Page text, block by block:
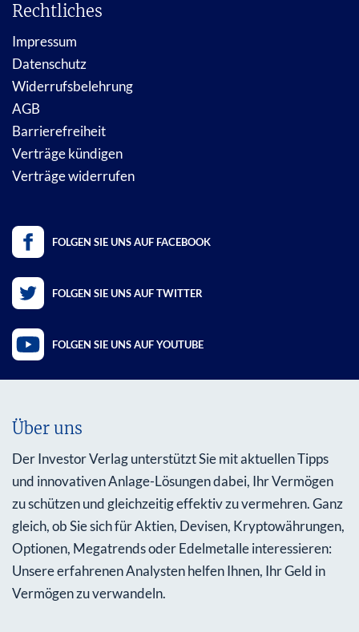
Rechtliches
Impressum
Datenschutz
Widerrufsbelehrung
AGB
Barrierefreiheit
Verträge kündigen
Verträge widerrufen
FOLGEN SIE UNS AUF FACEBOOK
FOLGEN SIE UNS AUF TWITTER
FOLGEN SIE UNS AUF YOUTUBE
Über uns
Der Investor Verlag unterstützt Sie mit aktuellen Tipps
und innovativen Anlage-Lösungen dabei, Ihr Vermögen
zu schützen und gleichzeitig effektiv zu vermehren. Ganz
gleich, ob Sie sich für Aktien, Devisen, Kryptowährungen,
Optionen, Megatrends oder Edelmetalle interessieren:
Unsere erfahrenen Analysten helfen Ihnen, Ihr Geld in
Vermögen zu verwandeln.